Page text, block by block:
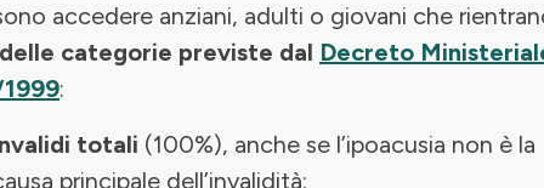
accedere anziani, adulti o giovani che
categorie previste dal Decreto
:
totali (100%), anche se l’ipoacusia non è la
principale dell’invalidità;